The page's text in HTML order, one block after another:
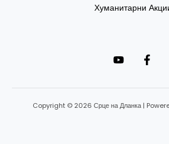
Хуманитарни
Copyright © 2026 Срце на Дланка |